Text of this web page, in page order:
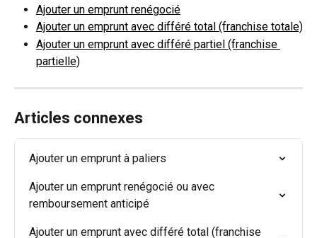
Ajouter un emprunt renégocié
Ajouter un emprunt avec différé total (franchise totale)
Ajouter un emprunt avec différé partiel (franchise
partielle)
Articles connexes
Ajouter un emprunt à paliers
Ajouter un emprunt renégocié ou avec
remboursement anticipé
Ajouter un emprunt avec différé total (franchise